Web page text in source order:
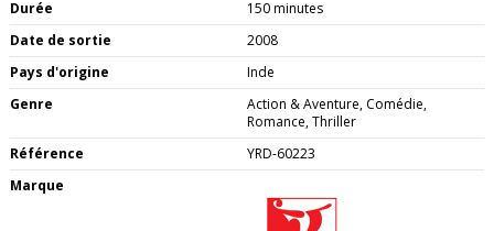
Durée
150 minutes
Date de sortie
2008
Pays d'origine
Inde
Genre
Action & Aventure, Comédie,
Romance, Thriller
Référence
YRD-60223
Marque